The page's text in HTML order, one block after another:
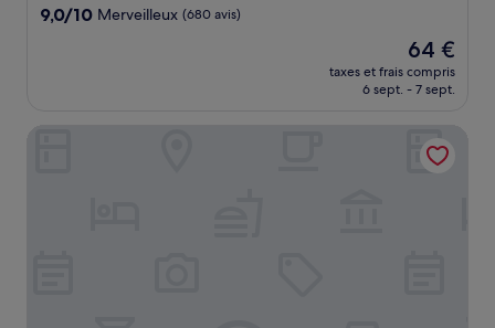
9.0
9,0/10 Merveilleux (680 avis)
Le
nouveau
prix
de
64 €
64 €
taxes et frais compris
6 sept. - 7 sept.